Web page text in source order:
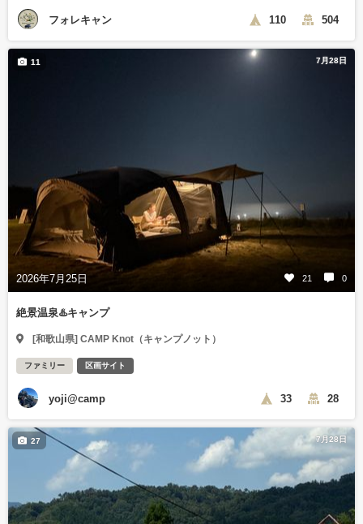
フォレキャン 110 504
7月28日
2026年7月25日 21 0
11
絶景温泉♨️キャンプ
[和歌山県] CAMP Knot（キャンプノット）
ファミリー 区画サイト
yoji@camp 33 28
7月28日
27